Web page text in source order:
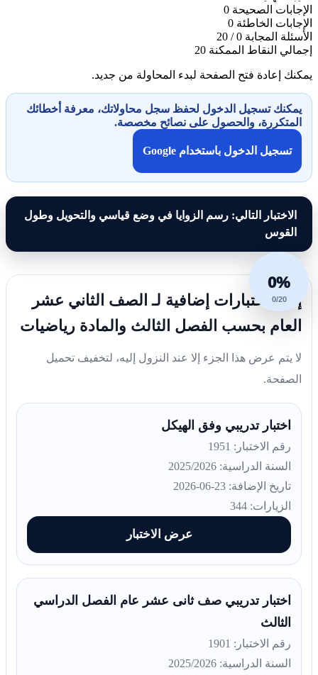
الإجابات الصحيحة 0
الإجابات الخاطئة 0
الأسئلة المجابة 0 / 20
إجمالي النقاط الممكنة 20
يمكنك إعادة فتح الصفحة لبدء المحاولة من جديد.
يمكنك تسجيل الدخول لحفظ سجل محاولاتك، معرفة أخطائك
المتكررة، والحصول على نصائح مخصصة.
تسجيل الدخول باستخدام Google
الاختبار التالي: رسم الزوايا في وضع قياسي والتحويل وطول
القوس
0%
0/20
إليك اختبارات إضافية لـ الصف الثاني عشر
العام بحسب الفصل الثالث والمادة رياضيات
لا يتم عرض هذا الجزء إلا عند النزول إليه، لتخفيف تحميل
الصفحة.
اختبار تدريبي وفق الهيكل
رقم الاختبار: 1951
السنة الدراسية: 2025/2026
تاريخ الإضافة: 23-06-2026
الزيارات: 344
عرض الاختبار
اختبار تدريبي صف ثانى عشر عام الفصل الدراسي
الثالث
رقم الاختبار: 1901
السنة الدراسية: 2025/2026